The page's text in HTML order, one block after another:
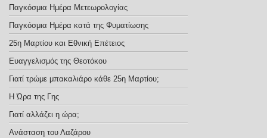
Παγκόσμια Ημέρα Μετεωρολογίας
Παγκόσμια Ημέρα κατά της Φυματίωσης
25η Μαρτίου και Εθνική Επέτειος
Ευαγγελισμός της Θεοτόκου
Γιατί τρώμε μπακαλιάρο κάθε 25η Μαρτίου;
Η Ώρα της Γης
Γιατί αλλάζει η ώρα;
Ανάσταση του Λαζάρου